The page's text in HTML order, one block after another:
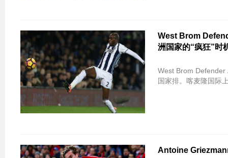
West Brom
洲国家的“疯狂”时
West Brom Defender
国家排。喀麦隆国际
Antoine